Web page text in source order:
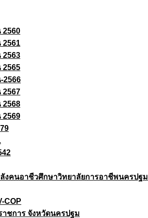
2560
2561
2563
2565
2566
2567
2568
2569
งคนอาชีวศึกษาวิทยาลัยการอาชีพนครปฐม
COP
าชการ จังหวัดนครปฐม